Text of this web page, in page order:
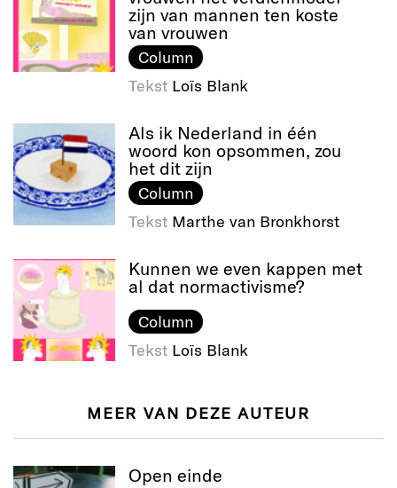
zijn van mannen ten koste
van vrouwen
Column
Tekst Loïs Blank
Als ik Nederland in één
woord kon opsommen, zou
het dit zijn
Column
Tekst Marthe van Bronkhorst
Kunnen we even kappen met
al dat normactivisme?
Column
Tekst Loïs Blank
MEER VAN DEZE AUTEUR
Open einde